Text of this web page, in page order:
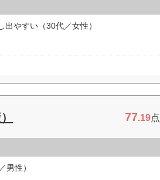
やすい（30代／女性）
77.19点
男性）